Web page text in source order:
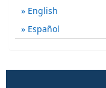
English
Español